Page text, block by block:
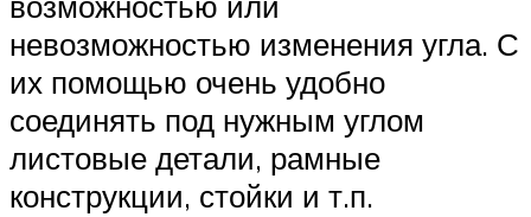
невозможностью изменения угла. С
их помощью очень удобно
соединять под нужным углом
листовые детали, рамные
конструкции, стойки и т.п.